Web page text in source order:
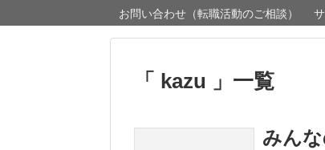
お問い合わせ（転職活動のご相談）
「 kazu 」一覧
みん